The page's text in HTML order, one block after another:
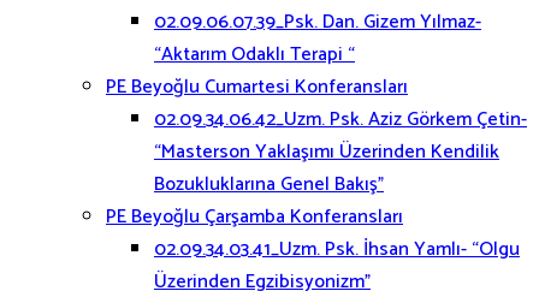
02.09.06.07.39_Psk. Dan. Gizem Yılmaz-
“Aktarım Odaklı Terapi “
PE Beyoğlu Cumartesi Konferansları
02.09.34.06.42_Uzm. Psk. Aziz Görkem Çetin-
“Masterson Yaklaşımı Üzerinden Kendilik
Bozukluklarına Genel Bakış”
PE Beyoğlu Çarşamba Konferansları
02.09.34.03.41_Uzm. Psk. İhsan Yamlı- “Olgu
Üzerinden Egzibisyonizm”